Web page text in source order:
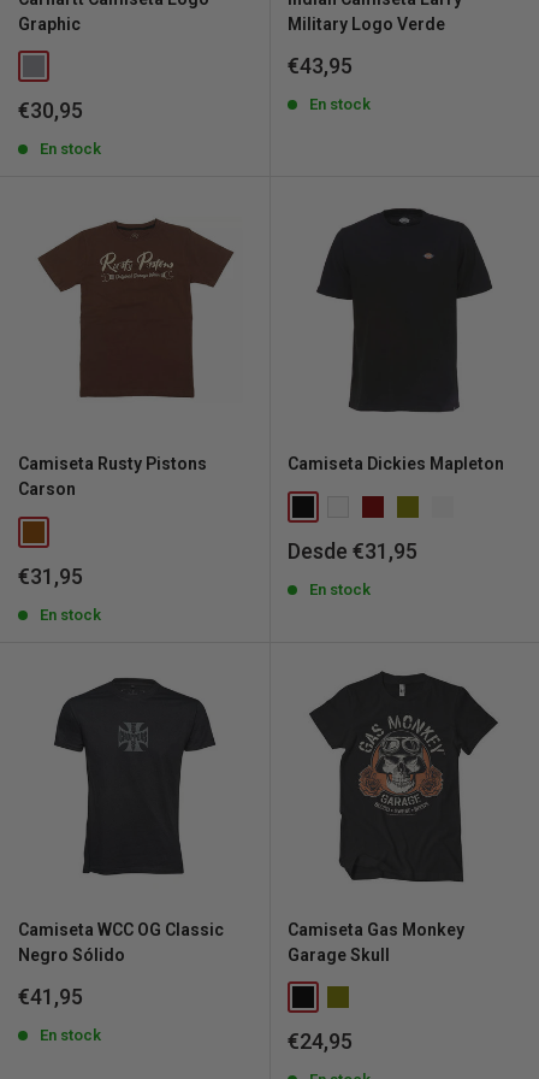
Graphic
Precio
venta
€30,95
En stock
Military Logo Verde
Precio
venta
€43,95
En stock
Camiseta Rusty Pistons
Carson
Precio
venta
€31,95
En stock
Camiseta Dickies Mapleton
Precio
venta
Desde €31,95
En stock
Camiseta WCC OG Classic
Negro Sólido
Precio
venta
€41,95
En stock
Camiseta Gas Monkey
Garage Skull
Precio
€24,95